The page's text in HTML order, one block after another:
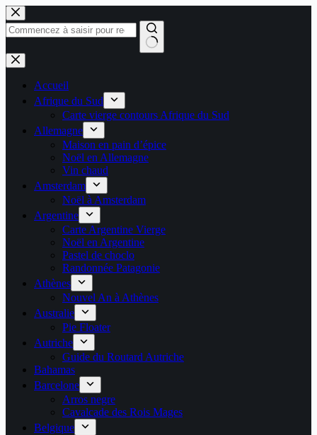
Passer
au
contenu
Aucun
résultat
Accueil
Afrique du Sud
Carte vierge contours Afrique du Sud
Allemagne
Maison en pain d’épice
Noël en Allemagne
Vin chaud
Amsterdam
Noël à Amsterdam
Argentine
Carte Argentine Vierge
Noël en Argentine
Pastel de choclo
Randonnée Patagonie
Athènes
Nouvel An à Athènes
Australie
Pie Floater
Autriche
Guide du Routard Autriche
Bahamas
Barcelone
Arros negre
Cavalcade des Rois Mages
Belgique